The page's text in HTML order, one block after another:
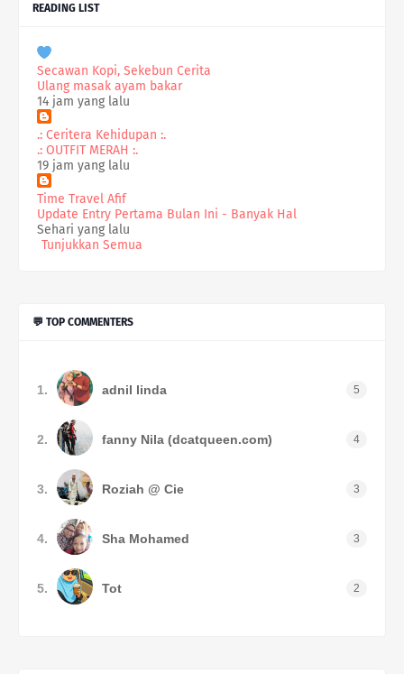
READING LIST
Secawan Kopi, Sekebun Cerita
Ulang masak ayam bakar
14 jam yang lalu
.: Ceritera Kehidupan :.
.: OUTFIT MERAH :.
19 jam yang lalu
Time Travel Afif
Update Entry Pertama Bulan Ini - Banyak Hal
Sehari yang lalu
Tunjukkan Semua
💬 TOP COMMENTERS
1. adnil linda 5
2. fanny Nila (dcatqueen.com) 4
3. Roziah @ Cie 3
4. Sha Mohamed 3
5. Tot 2